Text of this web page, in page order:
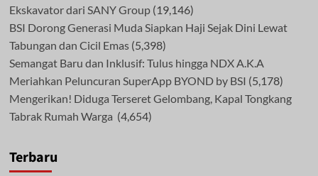
Ekskavator dari SANY Group (19,146)
BSI Dorong Generasi Muda Siapkan Haji Sejak Dini Lewat
Tabungan dan Cicil Emas (5,398)
Semangat Baru dan Inklusif: Tulus hingga NDX A.K.A
Meriahkan Peluncuran SuperApp BYOND by BSI (5,178)
Mengerikan! Diduga Terseret Gelombang, Kapal Tongkang
Tabrak Rumah Warga (4,654)
Terbaru